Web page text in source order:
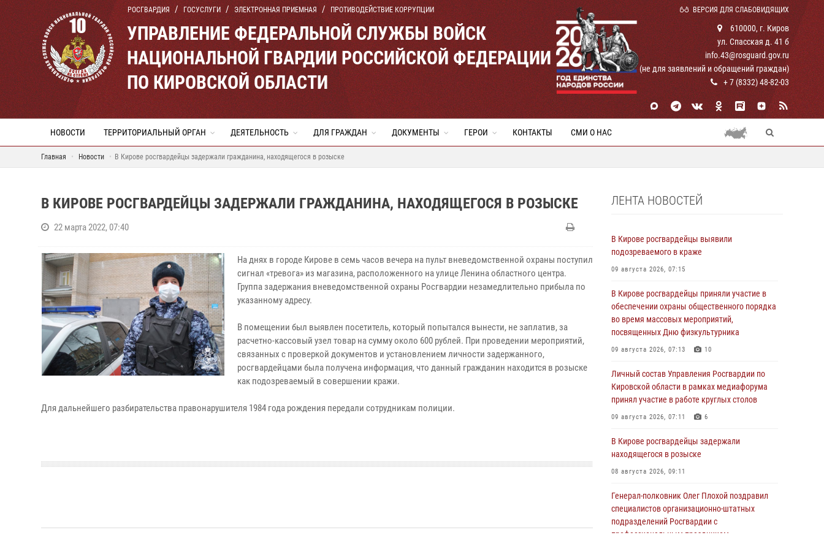
РОСГВАРДИЯ ГОСУСЛУГИ ЭЛЕКТРОННАЯ ПРИЕМНАЯ ПРОТИВОДЕЙСТВИЕ КОРРУПЦИИ ВЕРСИЯ ДЛЯ СЛАБОВИДЯЩИХ
УПРАВЛЕНИЕ ФЕДЕРАЛЬНОЙ СЛУЖБЫ ВОЙСК
НАЦИОНАЛЬНОЙ ГВАРДИИ РОССИЙСКОЙ ФЕДЕРАЦИИ
ПО КИРОВСКОЙ ОБЛАСТИ
610000, г. Киров
ул. Спасская д. 41 б
info.43@rosguard.gov.ru
(не для заявлений и обращений граждан)
+ 7 (8332) 48-82-03
НОВОСТИ ТЕРРИТОРИАЛЬНЫЙ ОРГАН ДЕЯТЕЛЬНОСТЬ ДЛЯ ГРАЖДАН ДОКУМЕНТЫ ГЕРОИ КОНТАКТЫ СМИ О НАС
Главная Новости В Кирове росгвардейцы задержали гражданина, находящегося в розыске
В КИРОВЕ РОСГВАРДЕЙЦЫ ЗАДЕРЖАЛИ ГРАЖДАНИНА, НАХОДЯЩЕГОСЯ В РОЗЫСКЕ
22 марта 2022, 07:40
На днях в городе Кирове в семь часов вечера на пульт вневедомственной охраны поступил
сигнал «тревога» из магазина, расположенного на улице Ленина областного центра.
Группа задержания вневедомственной охраны Росгвардии незамедлительно прибыла по
указанному адресу.
В помещении был выявлен посетитель, который попытался вынести, не заплатив, за
расчетно-кассовый узел товар на сумму около 600 рублей. При проведении мероприятий,
связанных с проверкой документов и установлением личности задержанного,
росгвардейцами была получена информация, что данный гражданин находится в розыске
как подозреваемый в совершении кражи.
Для дальнейшего разбирательства правонарушителя 1984 года рождения передали сотрудникам полиции.
ЛЕНТА НОВОСТЕЙ
В Кирове росгвардейцы выявили
подозреваемого в краже
09 августа 2026, 07:15
В Кирове росгвардейцы приняли участие в
обеспечении охраны общественного порядка
во время массовых мероприятий,
посвященных Дню физкультурника
09 августа 2026, 07:13 10
Личный состав Управления Росгвардии по
Кировской области в рамках медиафорума
принял участие в работе круглых столов
09 августа 2026, 07:11 6
В Кирове росгвардейцы задержали
находящегося в розыске
08 августа 2026, 09:11
Генерал-полковник Олег Плохой поздравил
специалистов организационно-штатных
подразделений Росгвардии с
профессиональным праздником